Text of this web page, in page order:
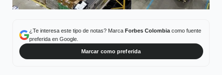
¿Te interesa este tipo de notas? Marca Forbes Colombiacomo fuente
preferida en Google.
Marcar como preferida